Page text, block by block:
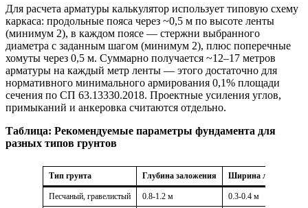
Для расчета арматуры калькулятор использует типовую схему
каркаса: продольные пояса через ~0,5 м по высоте ленты
(минимум 2), в каждом поясе — стержни выбранного
диаметра с заданным шагом (минимум 2), плюс поперечные
хомуты через 0,5 м. Суммарно получается ~12–17 метров
арматуры на каждый метр ленты — этого достаточно для
нормативного минимального армирования 0,1% площади
сечения по СП 63.13330.2018. Проектные усиления углов,
примыканий и анкеровка считаются отдельно.
Таблица: Рекомендуемые параметры фундамента для
разных типов грунтов
Тип грунта Глубина заложения Ширина ленты
Песчаный, гравелистый 0.8-1.2 м 0.3-0.4 м